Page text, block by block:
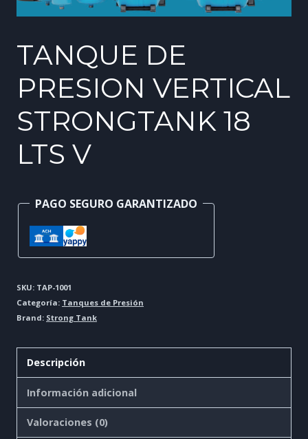
TANQUE DE
PRESION VERTICAL
STRONGTANK 18
LTS V
PAGO SEGURO GARANTIZADO
SKU: TAP-1001
Categoría: Tanques de Presión
Brand: Strong Tank
Descripción
Información adicional
Valoraciones (0)